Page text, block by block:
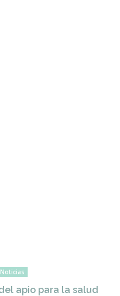
apio para la salud